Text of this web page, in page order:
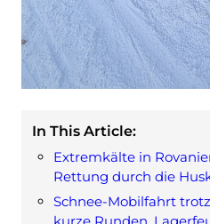
In This Article:
Extremkälte in
Rettung durch die
Schnee-Mobilfahrt